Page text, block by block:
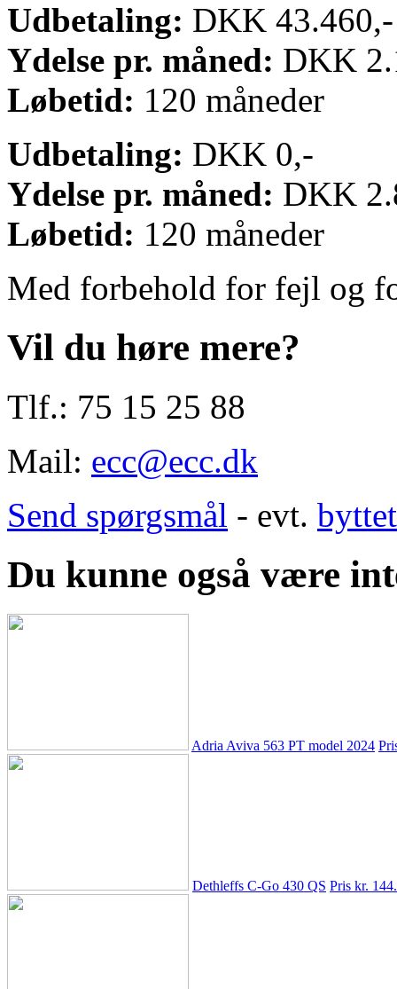
Udbetaling: DKK 43.460,-
Ydelse pr. måned: DKK
Løbetid: 120 måneder
Udbetaling: DKK 0,-
Ydelse pr. måned: DKK
Løbetid: 120 måneder
Med forbehold for fejl og
Vil du høre mere?
Tlf.: 75 15 25 88
Mail: ecc@ecc.dk
Send spørgsmål - evt.
Du kunne også være
Adria Aviva 563 PT model 2024
Dethleffs C-Go 430 QS Pris kr.